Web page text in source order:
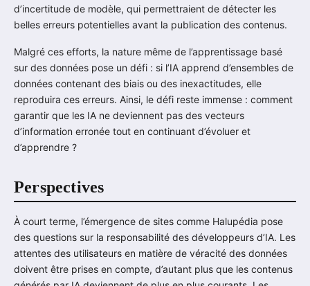
d’incertitude de modèle, qui permettraient de détecter les
belles erreurs potentielles avant la publication des contenus.
Malgré ces efforts, la nature même de l’apprentissage basé
sur des données pose un défi : si l’IA apprend d’ensembles de
données contenant des biais ou des inexactitudes, elle
reproduira ces erreurs. Ainsi, le défi reste immense : comment
garantir que les IA ne deviennent pas des vecteurs
d’information erronée tout en continuant d’évoluer et
d’apprendre ?
Perspectives
À court terme, l’émergence de sites comme Halupédia pose
des questions sur la responsabilité des développeurs d’IA. Les
attentes des utilisateurs en matière de véracité des données
doivent être prises en compte, d’autant plus que les contenus